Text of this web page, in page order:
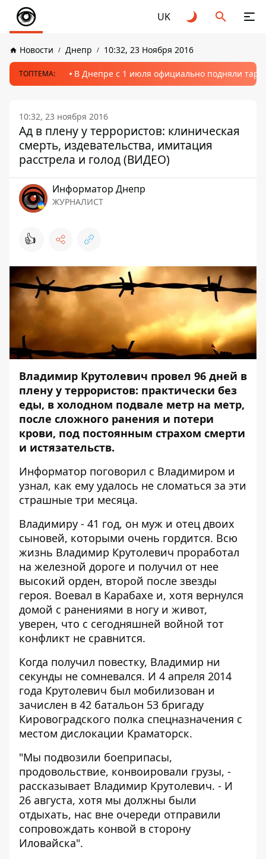
UK
Новости Днепр 10:32, 23 Ноября 2016
ТОПТЕМА: В Днепре с 1 июля официально подняли
10:32, 23 ноября 2016
Ад в плену у террористов: клиническая
смерть, издевательства, имитация
расстрела и голод (ВИДЕО)
Информатор Днепр
ЖУРНАЛИСТ
👍
Владимир Крутолевич провел 96 дней в
плену у террористов: практически без
еды, в холодном подвале метр на метр,
после сложного ранения и потери
крови, под постоянным страхом смерти
и истязательств.
Информатор поговорил с Владимиром и
узнал, как ему удалось не сломаться за эти
страшные три месяца.
Владимиру - 41 год, он муж и отец двоих
сыновей, которыми очень гордится. Всю
жизнь Владимир Крутолевич проработал
на железной дороге и получил от нее
высокий орден, второй после звезды
героя. Воевал в Карабахе и, хотя вернулся
домой с ранениями в ногу и живот,
уверен, что с сегодняшней войной тот
конфликт не сравнится.
Когда получил повестку, Владимир ни
секунды не сомневался. И 4 апреля 2014
года Крутолевич был мобилизован и
зачислен в 42 батальон 53 бригаду
Кировоградского полка спецназначения с
местом дислокации Краматорск.
"Мы подвозили боеприпасы,
продовольствие, конвоировали грузы, -
рассказывает Владимир Крутолевич. - И
26 августа, хотя мы должны были
отдыхать, нас вне очереди отправили
сопровождать конвой в сторону
Иловайска".